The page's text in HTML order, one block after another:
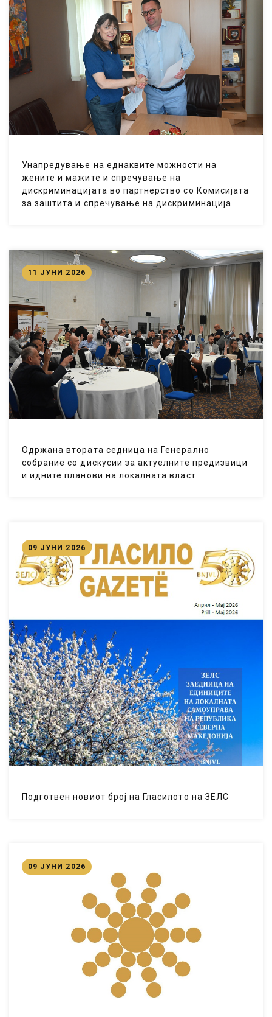
Унапредување на еднаквите можности на
жените и мажите и спречување на
дискриминацијата во партнерство со Комисијата
за заштита и спречување на дискриминација
Одржана втората седница на Генерално
собрание со дискусии за актуелните предизвици
и идните планови на локалната власт
11 ЈУНИ 2026
Подготвен новиот број на Гласилото на ЗЕЛС
09 ЈУНИ 2026
09 ЈУНИ 2026